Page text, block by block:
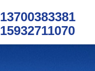
13700383381
15932711070